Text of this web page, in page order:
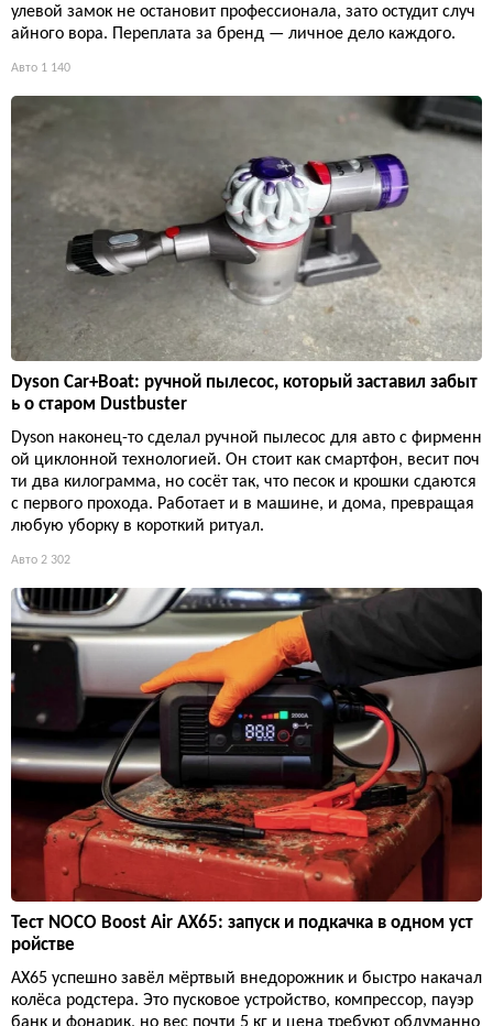
улевой замок не остановит профессионала, зато остудит случ
айного вора. Переплата за бренд — личное дело каждого.
Авто 1 140
Dyson Car+Boat: ручной пылесос, который заставил забыт
ь о старом Dustbuster
Dyson наконец-то сделал ручной пылесос для авто с фирменн
ой циклонной технологией. Он стоит как смартфон, весит поч
ти два килограмма, но сосёт так, что песок и крошки сдаются
с первого прохода. Работает и в машине, и дома, превращая
любую уборку в короткий ритуал.
Авто 2 302
Тест NOCO Boost Air AX65: запуск и подкачка в одном уст
ройстве
AX65 успешно завёл мёртвый внедорожник и быстро накачал
колёса родстера. Это пусковое устройство, компрессор, пауэр